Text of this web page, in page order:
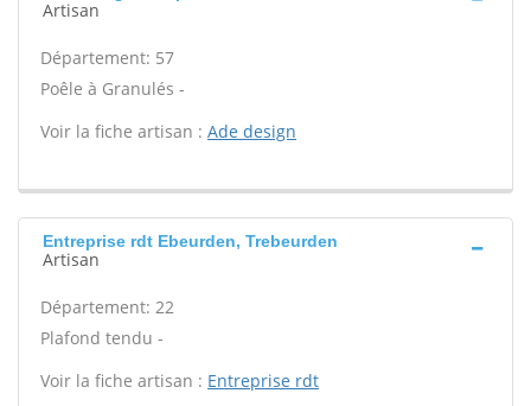
Artisan
Département: 57
Poêle à Granulés -
Voir la fiche artisan : Ade design
Entreprise rdt Ebeurden, Trebeurden
Artisan
Département: 22
Plafond tendu -
Voir la fiche artisan : Entreprise rdt